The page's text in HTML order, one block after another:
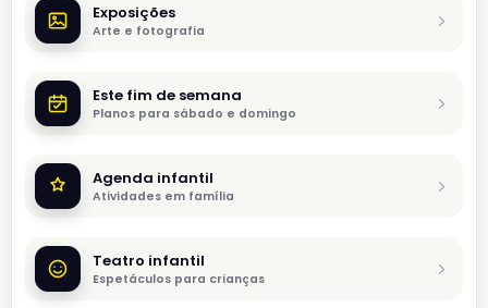
Exposições
Arte e fotografia
Este fim de semana
Planos para sábado e domingo
Agenda infantil
Atividades em família
Teatro infantil
Espetáculos para crianças